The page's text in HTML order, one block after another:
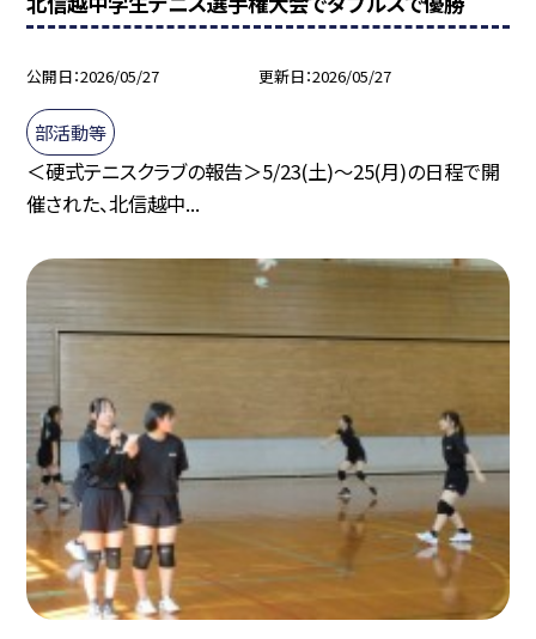
公開日 2026/05/27 更新日 2026/05/27
部活動等
＜硬式テニスクラブの報告＞5/23(土)～25(月)の日程で開
催された、北信越中...